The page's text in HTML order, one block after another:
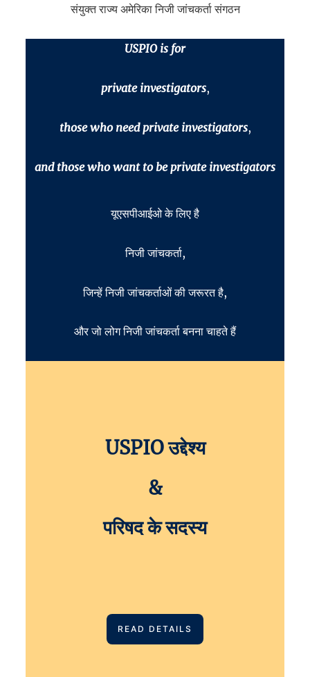
संयुक्त राज्य अमेरिका निजी जांचकर्ता संगठन
USPIO is for
private investigators,
those who need private investigators,
and those who want to be private investigators
यूएसपीआईओ के लिए है
निजी जांचकर्ता,
जिन्हें निजी जांचकर्ताओं की जरूरत है,
और जो लोग निजी जांचकर्ता बनना चाहते हैं
USPIO उद्देश्य
&
परिषद के सदस्य
READ DETAILS